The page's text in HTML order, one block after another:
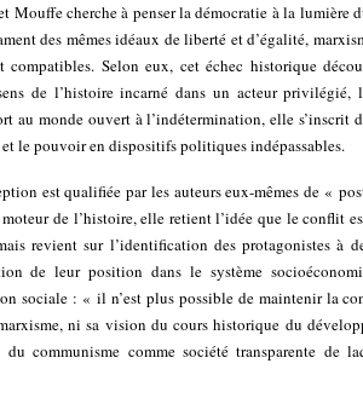
Mouffe cherche à penser la démocratie à la lumière
des mêmes idéaux de liberté et d’égalité,
Selon eux, cet échec historique
de l’histoire incarné dans un acteur
au monde ouvert à l’indétermination, elle s’inscrit
le pouvoir en dispositifs politiques indépassables.
est qualifiée par les auteurs eux-mêmes de «
moteur de l’histoire, elle retient l’idée que le conflit
revient sur l’identification des protagonistes à
de leur position dans le système
sociale : « il n’est plus possible de maintenir la
ni sa vision du cours historique du
communisme comme société transparente de